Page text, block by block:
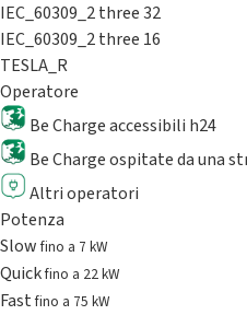
IEC_60309_2 three 32
IEC_60309_2 three 16
TESLA_R
Operatore
Be Charge accessibili h24
Be Charge ospitate da una
Altri operatori
Potenza
Slowfino a 7 kW
Quickfino a 22 kW
Fastfino a 75 kW